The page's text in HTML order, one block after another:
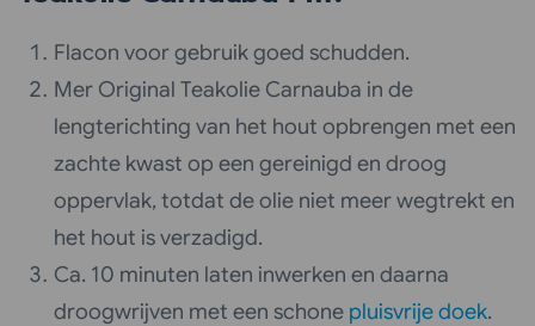
Flacon voor gebruik goed schudden.
Mer Original Teakolie Carnauba in de
lengterichting van het hout opbrengen met een
zachte kwast op een gereinigd en droog
oppervlak, totdat de olie niet meer wegtrekt en
het hout is verzadigd.
Ca. 10 minuten laten inwerken en daarna
droogwrijven met een schone pluisvrije doek.